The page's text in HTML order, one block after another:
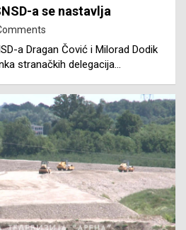
a se nastavlja
a Dragan Čović i Milorad Dodik
stranačkih delegacija…